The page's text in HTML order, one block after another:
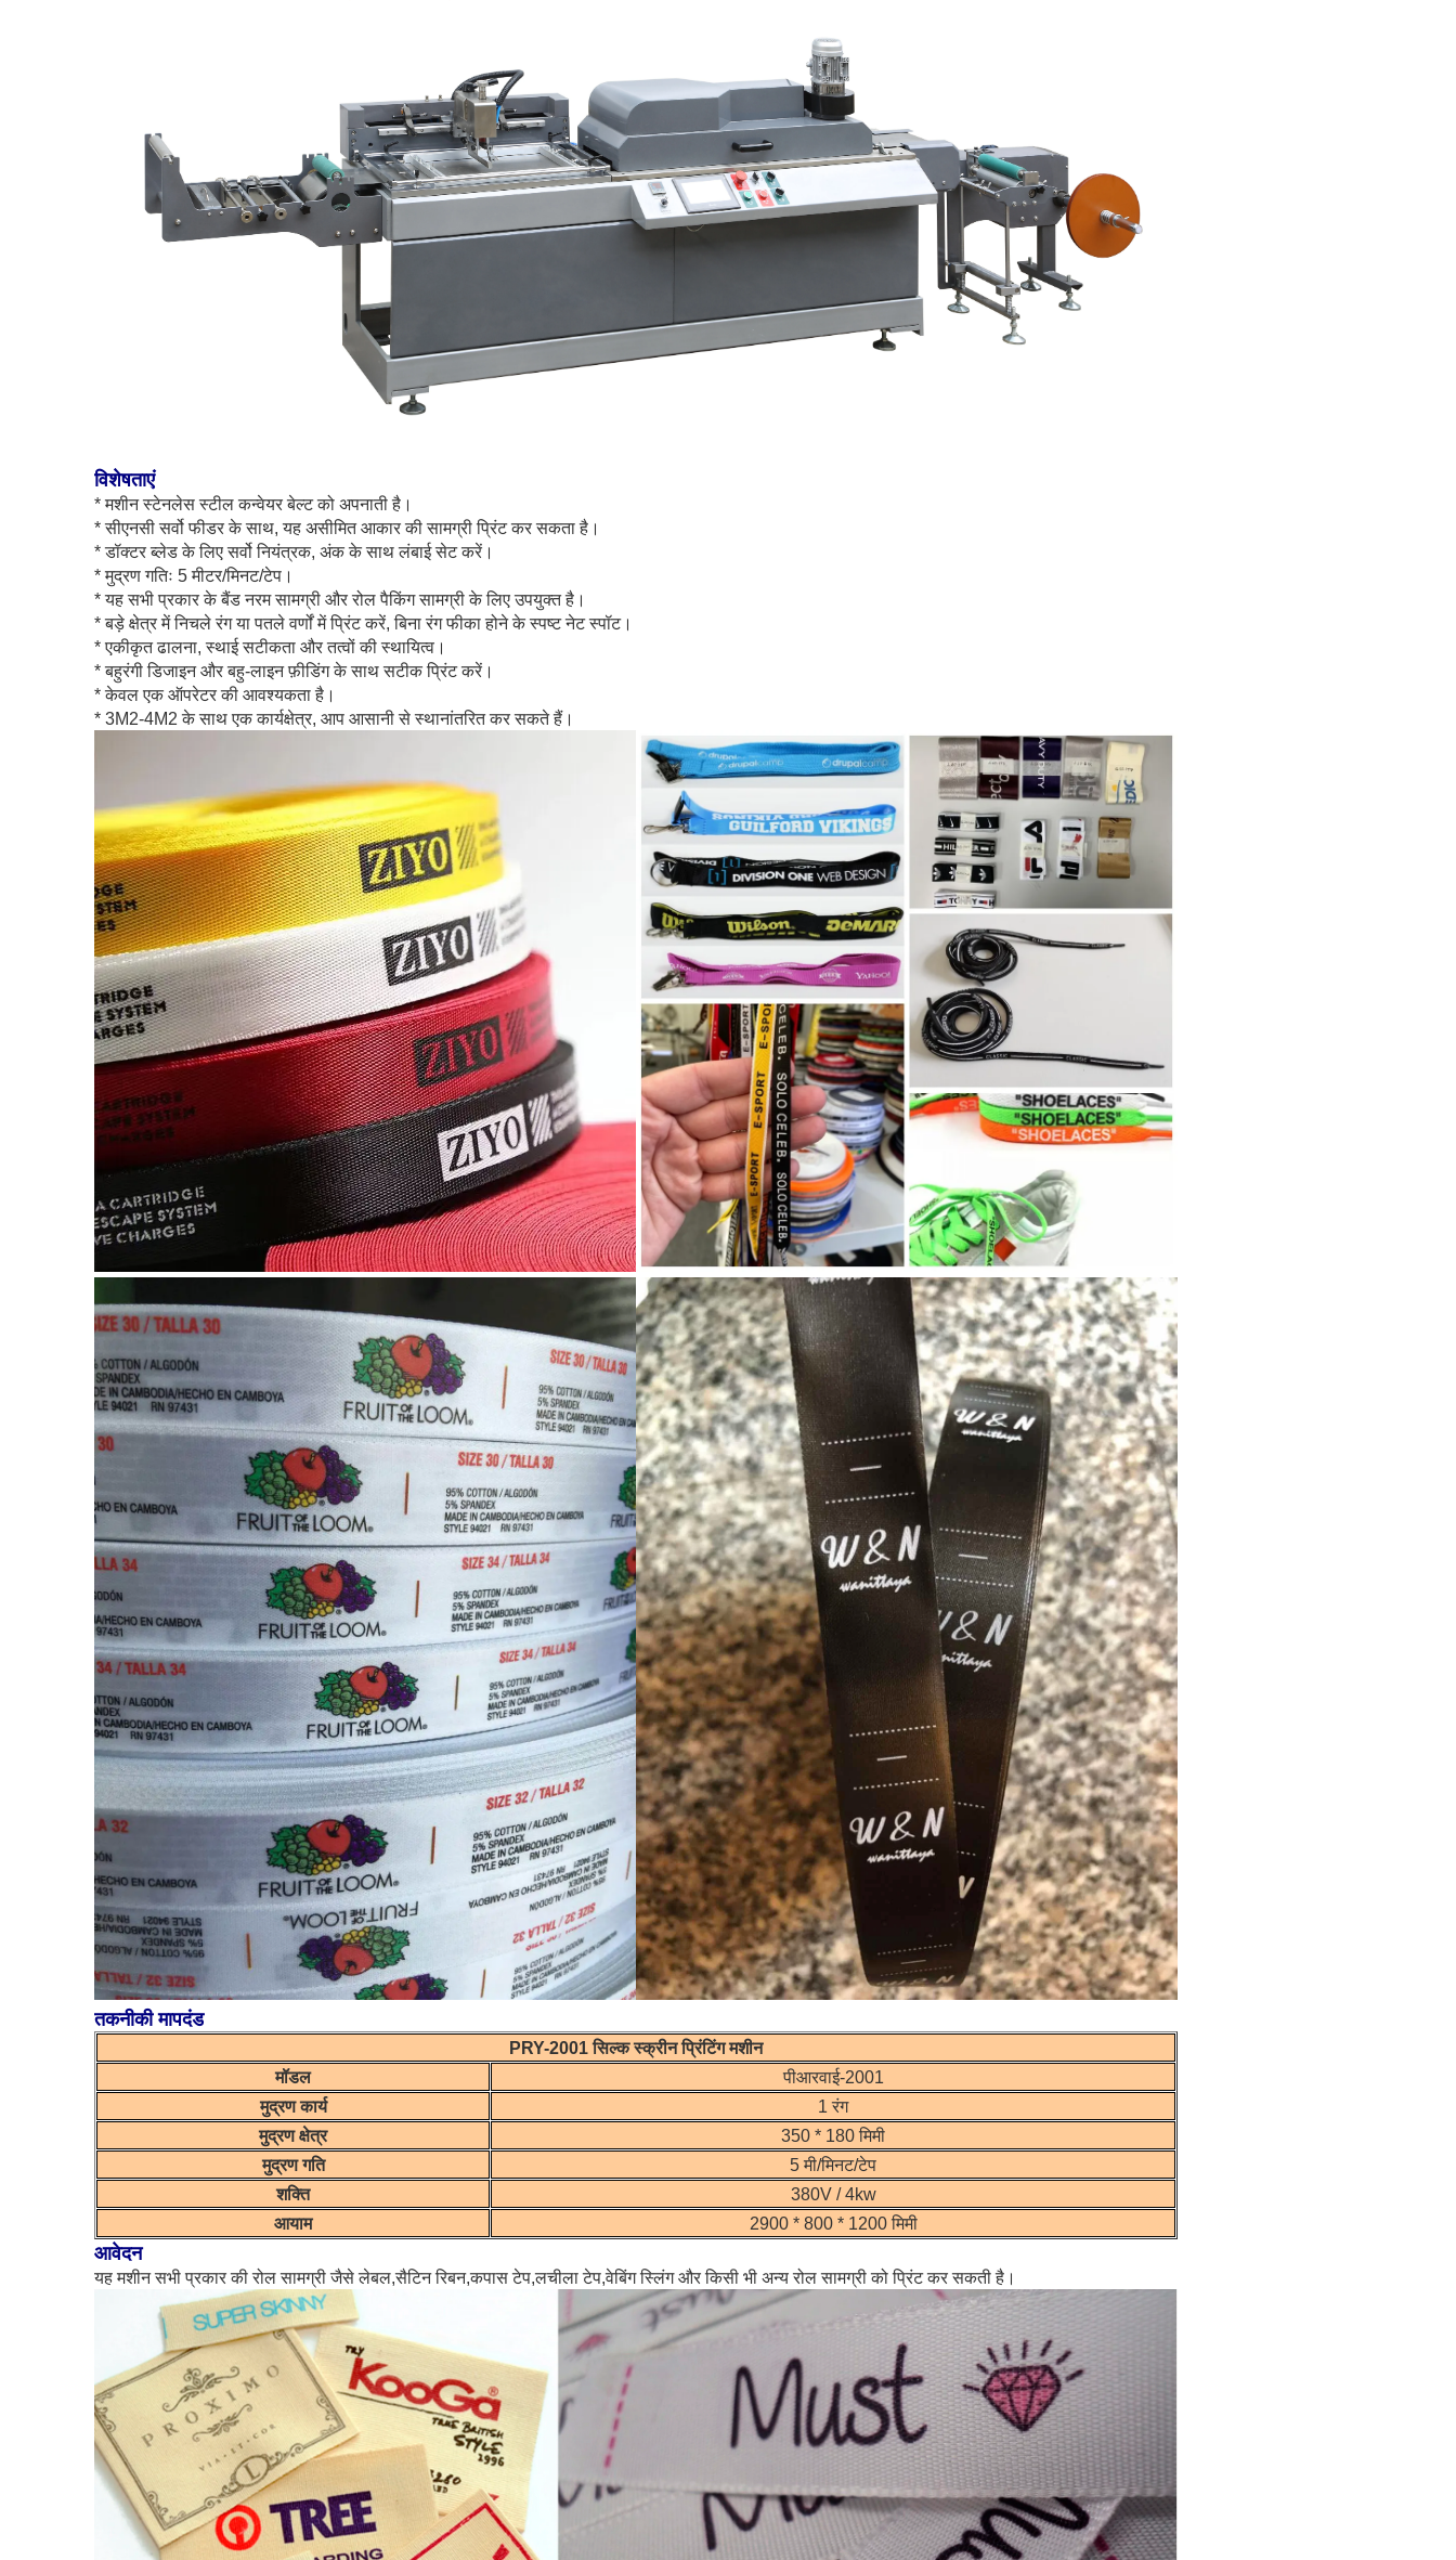
विशेषताएं
* मशीन स्टेनलेस स्टील कन्वेयर बेल्ट को अपनाती है।
* सीएनसी सर्वो फीडर के साथ, यह असीमित आकार की सामग्री प्रिंट कर सकता है।
* डॉक्टर ब्लेड के लिए सर्वो नियंत्रक, अंक के साथ लंबाई सेट करें।
* मुद्रण गतिः 5 मीटर/मिनट/टेप।
* यह सभी प्रकार के बैंड नरम सामग्री और रोल पैकिंग सामग्री के लिए उपयुक्त है।
* बड़े क्षेत्र में निचले रंग या पतले वर्णों में प्रिंट करें, बिना रंग फीका होने के स्पष्ट नेट स्पॉट।
* एकीकृत ढालना, स्थाई सटीकता और तत्वों की स्थायित्व।
* बहुरंगी डिजाइन और बहु-लाइन फ़ीडिंग के साथ सटीक प्रिंट करें।
* केवल एक ऑपरेटर की आवश्यकता है।
* 3M2-4M2 के साथ एक कार्यक्षेत्र, आप आसानी से स्थानांतरित कर सकते हैं।
तकनीकी मापदंड
PRY-2001 सिल्क स्क्रीन प्रिंटिंग मशीन
मॉडल
पीआरवाई-2001
मुद्रण कार्य
1 रंग
मुद्रण क्षेत्र
350 * 180 मिमी
मुद्रण गति
5 मी/मिनट/टेप
शक्ति
380V / 4kw
आयाम
2900 * 800 * 1200 मिमी
आवेदन
यह मशीन सभी प्रकार की रोल सामग्री जैसे लेबल,सैटिन रिबन,कपास टेप,लचीला टेप,वेबिंग स्लिंग और किसी भी अन्य रोल सामग्री को प्रिंट कर सकती है।